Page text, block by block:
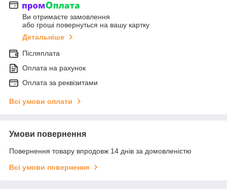
Ви отримаєте замовлення
або гроші повернуться на вашу картку
Детальніше
Післяплата
Оплата на рахунок
Оплата за реквізитами
Всі умови оплати
Умови повернення
Повернення товару впродовж 14 днів за домовленістю
Всі умови повернення